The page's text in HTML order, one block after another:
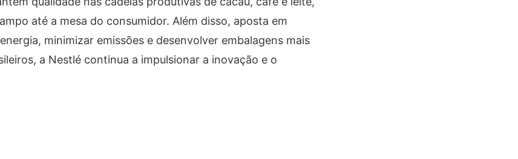
até a mesa do consumidor. Além disso, aposta em
minimizar emissões e desenvolver embalagens mais
a Nestlé continua a impulsionar a inovação e o